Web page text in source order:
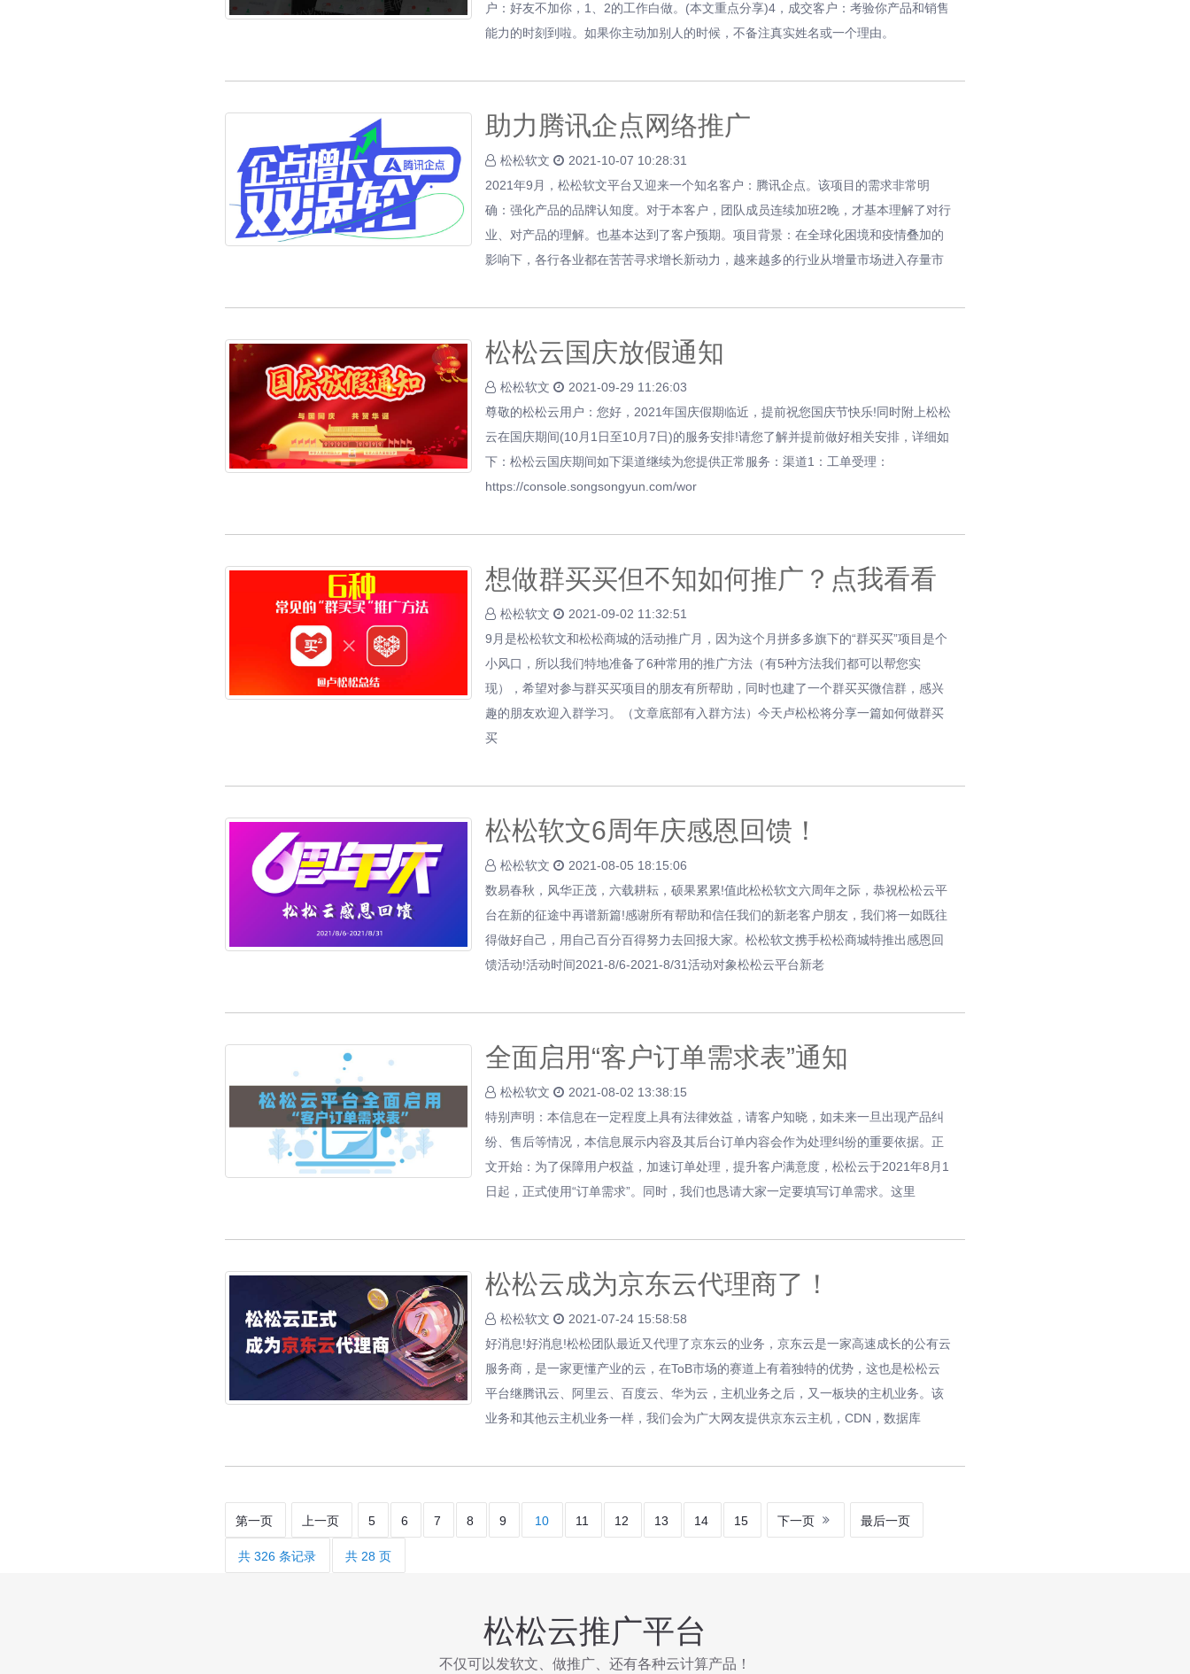
户：好友不加你，1、2的工作白做。(本文重点分享)4，成交客户：考验你产品和销售
能力的时刻到啦。如果你主动加别人的时候，不备注真实姓名或一个理由。
助力腾讯企点网络推广
松松软文
2021-10-07 10:28:31
2021年9月，松松软文平台又迎来一个知名客户：腾讯企点。该项目的需求非常明
确：强化产品的品牌认知度。对于本客户，团队成员连续加班2晚，才基本理解了对行
业、对产品的理解。也基本达到了客户预期。项目背景：在全球化困境和疫情叠加的
影响下，各行各业都在苦苦寻求增长新动力，越来越多的行业从增量市场进入存量市
松松云国庆放假通知
松松软文
2021-09-29 11:26:03
尊敬的松松云用户：您好，2021年国庆假期临近，提前祝您国庆节快乐!同时附上松松
云在国庆期间(10月1日至10月7日)的服务安排!请您了解并提前做好相关安排，详细如
下：松松云国庆期间如下渠道继续为您提供正常服务：渠道1：工单受理：
https://console.songsongyun.com/wor
想做群买买但不知如何推广？点我看看
松松软文
2021-09-02 11:32:51
9月是松松软文和松松商城的活动推广月，因为这个月拼多多旗下的“群买买”项目是个
小风口，所以我们特地准备了6种常用的推广方法（有5种方法我们都可以帮您实
现），希望对参与群买买项目的朋友有所帮助，同时也建了一个群买买微信群，感兴
趣的朋友欢迎入群学习。（文章底部有入群方法）今天卢松松将分享一篇如何做群买
买
松松软文6周年庆感恩回馈！
松松软文
2021-08-05 18:15:06
数易春秋，风华正茂，六载耕耘，硕果累累!值此松松软文六周年之际，恭祝松松云平
台在新的征途中再谱新篇!感谢所有帮助和信任我们的新老客户朋友，我们将一如既往
得做好自己，用自己百分百得努力去回报大家。松松软文携手松松商城特推出感恩回
馈活动!活动时间2021-8/6-2021-8/31活动对象松松云平台新老
全面启用“客户订单需求表”通知
松松软文
2021-08-02 13:38:15
特别声明：本信息在一定程度上具有法律效益，请客户知晓，如未来一旦出现产品纠
纷、售后等情况，本信息展示内容及其后台订单内容会作为处理纠纷的重要依据。正
文开始：为了保障用户权益，加速订单处理，提升客户满意度，松松云于2021年8月1
日起，正式使用“订单需求”。同时，我们也恳请大家一定要填写订单需求。这里
松松云成为京东云代理商了！
松松软文
2021-07-24 15:58:58
好消息!好消息!松松团队最近又代理了京东云的业务，京东云是一家高速成长的公有云
服务商，是一家更懂产业的云，在ToB市场的赛道上有着独特的优势，这也是松松云
平台继腾讯云、阿里云、百度云、华为云，主机业务之后，又一板块的主机业务。该
业务和其他云主机业务一样，我们会为广大网友提供京东云主机，CDN，数据库
第一页 上一页 5 6 7 8 9 10 11 12 13 14 15 下一页 最后一页
共 326 条记录 共 28 页
松松云推广平台
不仅可以发软文、做推广、还有各种云计算产品！